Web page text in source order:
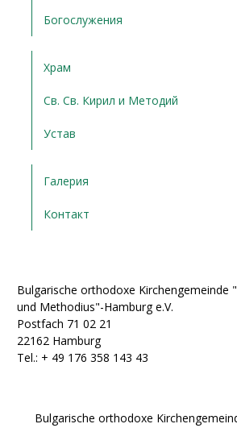
Богослужения
Храм
Св. Св. Кирил и Методий
Устав
Галерия
Контакт
Bulgarische orthodoxe Kirchengemeinde
und Methodius"-Hamburg e.V.
Postfach 71 02 21
22162 Hamburg
Tel.: + ‭49 176 358 143 43‬
Bulgarische orthodoxe